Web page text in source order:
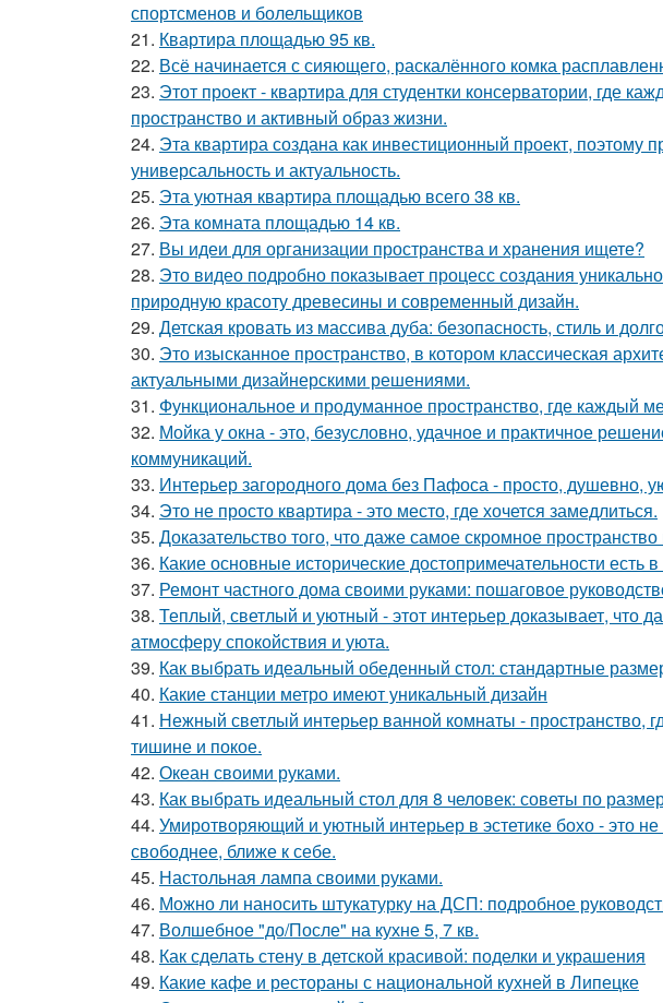
спортсменов и болельщиков
21. Квартира площадью 95 кв.
22. Всё начинается с сияющего, раскалённого комка
23. Этот проект - квартира для студентки консерватории, где
пространство и активный образ жизни.
24. Эта квартира создана как инвестиционный проект,
универсальность и актуальность.
25. Эта уютная квартира площадью всего 38 кв.
26. Эта комната площадью 14 кв.
27. Вы идеи для организации пространства и хранения ищете?
28. Это видео подробно показывает процесс создания
природную красоту древесины и современный дизайн.
29. Детская кровать из массива дуба: безопасность, стиль и
30. Это изысканное пространство, в котором классическая
актуальными дизайнерскими решениями.
31. Функциональное и продуманное пространство, где каждый
32. Мойка у окна - это, безусловно, удачное и практичное
коммуникаций.
33. Интерьер загородного дома без Пафоса - просто, душевно,
34. Это не просто квартира - это место, где хочется замедлиться.
35. Доказательство того, что даже самое скромное
36. Какие основные исторические достопримечательности есть
37. Ремонт частного дома своими руками: пошаговое
38. Теплый, светлый и уютный - этот интерьер доказывает, что
атмосферу спокойствия и уюта.
39. Как выбрать идеальный обеденный стол: стандартные
40. Какие станции метро имеют уникальный дизайн
41. Нежный светлый интерьер ванной комнаты - пространство,
тишине и покое.
42. Океан своими руками.
43. Как выбрать идеальный стол для 8 человек: советы по
44. Умиротворяющий и уютный интерьер в эстетике бохо - это
свободнее, ближе к себе.
45. Настольная лампа своими руками.
46. Можно ли наносить штукатурку на ДСП: подробное
47. Волшебное "до/После" на кухне 5, 7 кв.
48. Как сделать стену в детской красивой: поделки и украшения
49. Какие кафе и рестораны с национальной кухней в Липецке